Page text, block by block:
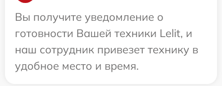
Вы получите уведомление о
готовности Вашей техники Lelit, и
наш сотрудник привезет технику в
удобное место и время.